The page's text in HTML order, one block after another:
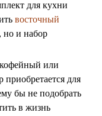
для кухни
восточный
но и набор
или
для
бы не подобрать
в жизнь